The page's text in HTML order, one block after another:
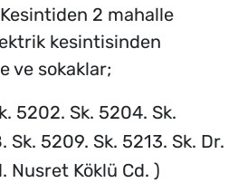
2 mahalle
kesintisinden
ve sokaklar;
5202. Sk. 5204. Sk.
Sk. 5209. Sk. 5213. Sk. Dr.
Nusret Köklü Cd. )